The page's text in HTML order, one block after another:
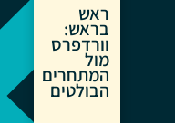
ראש
בראש:
וורדפרס
מול
המתחרים
הבולטים